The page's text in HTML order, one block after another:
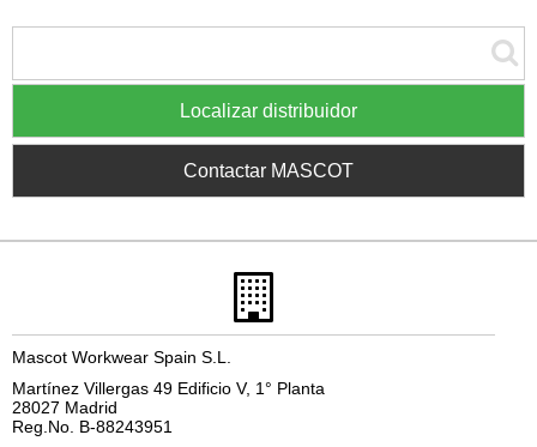
Localizar distribuidor
Contactar MASCOT
Mascot Workwear Spain S.L.
Martínez Villergas 49 Edificio V, 1° Planta
28027 Madrid
Reg.No. B-88243951